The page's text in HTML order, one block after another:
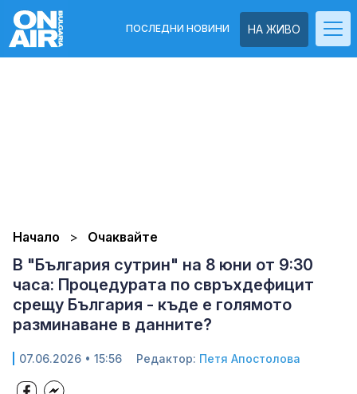
НА ЖИВО
ПОСЛЕДНИ НОВИНИ
Начало Очаквайте
В "България сутрин" на 8 юни от 9:30
часа: Процедурата по свръхдефицит
срещу България - къде е голямото
разминаване в данните?
07.06.2026 • 15:56 Редактор: Петя Апостолова